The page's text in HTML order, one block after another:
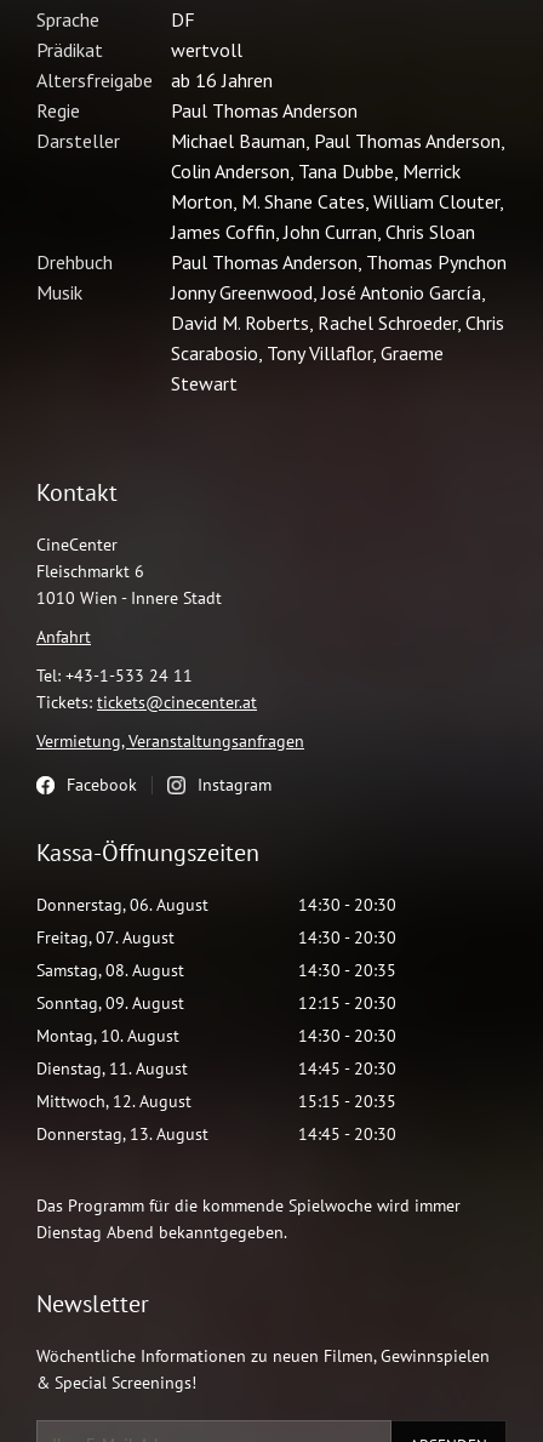
Kontakt
CineCenter
Fleischmarkt 6
1010 Wien - Innere Stadt
Anfahrt
Tel: +43-1-533 24 11
Tickets: tickets@cinecenter.at
Vermietung, Veranstaltungsanfragen
Facebook Instagram
Kassa-Öffnungszeiten
Donnerstag,06.August 14:30 - 20:30
Freitag,07.August 14:30 - 20:30
Samstag,08.August 14:30 - 20:35
Sonntag,09.August 12:15 - 20:30
Montag, 10.August 14:30 - 20:30
Dienstag, 11.August 14:45 - 20:30
Mittwoch, 12.August 15:15 - 20:35
Donnerstag, 13.August 14:45 - 20:30
Das Programm für die kommende Spielwoche wird immer
Dienstag Abend bekanntgegeben.
Newsletter
Wöchentliche Informationen zu neuen Filmen, Gewinnspielen
& Special Screenings!